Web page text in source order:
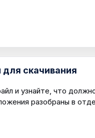
скачивания
и узнайте, что
разобраны в